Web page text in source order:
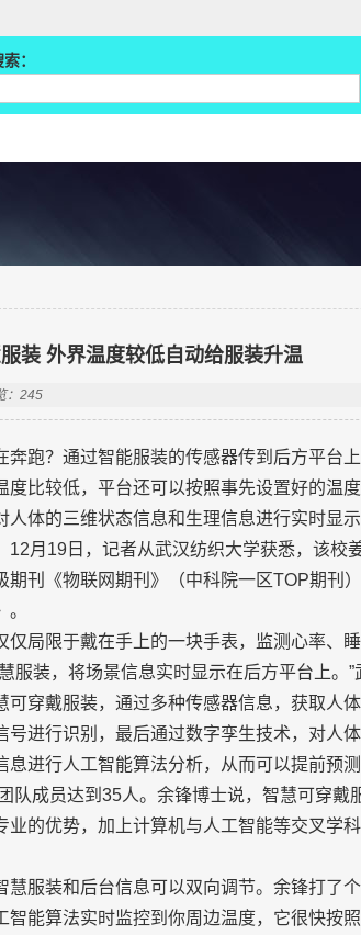
：
装 外界温度较低自动给服装升温
：245
奔跑？通过智能服装的传感器传到后方平台
比较低，平台还可以按照事先设置好的温度
人体的三维状态信息和生理信息进行实时显
12月19日，记者从武汉纺织大学获悉，该校
期刊《物联网期刊》（中科院一区TOP期刊
仅局限于戴在手上的一块手表，监测心率、
服装，将场景信息实时显示在后方平台上。
可穿戴服装，通过多种传感器信息，获取人
号进行识别，最后通过数字孪生技术，对人
进行人工智能算法分析，从而可以提前预测
队成员达到35人。余锋博士说，智慧可穿戴
业的优势，加上计算机与人工智能等交叉学
慧服装和后台信息可以双向调节。余锋打了
智能算法实时监控到你周边温度，它很快按